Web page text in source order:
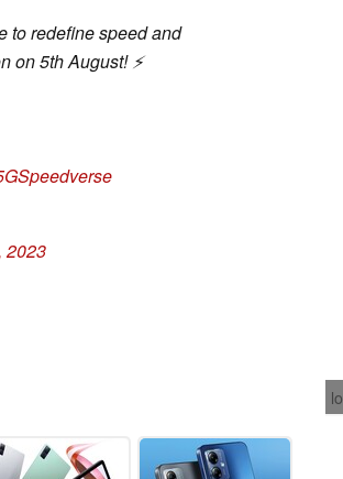
to redefine speed and
on 5th August! ⚡
2023